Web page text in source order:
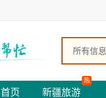
所有信息
首页 新疆旅游
热